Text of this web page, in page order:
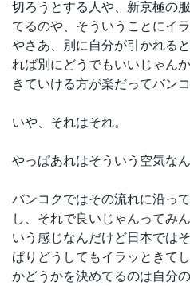
切ろうとする人や、新京極の
てるのや、そういうことにイ
やさあ、別に自分が引かれる
れば別にどうでもいいじゃん
きていける方が楽だってバン
いや、それはそれ。
やっぱあれはそういう空気なん
バンコクではその流れに沿っ
し、それで良いじゃんってみ
いう感じなんだけど日本では
ぱりどうしてもイラッときて
かどうかを決めてるのは自分